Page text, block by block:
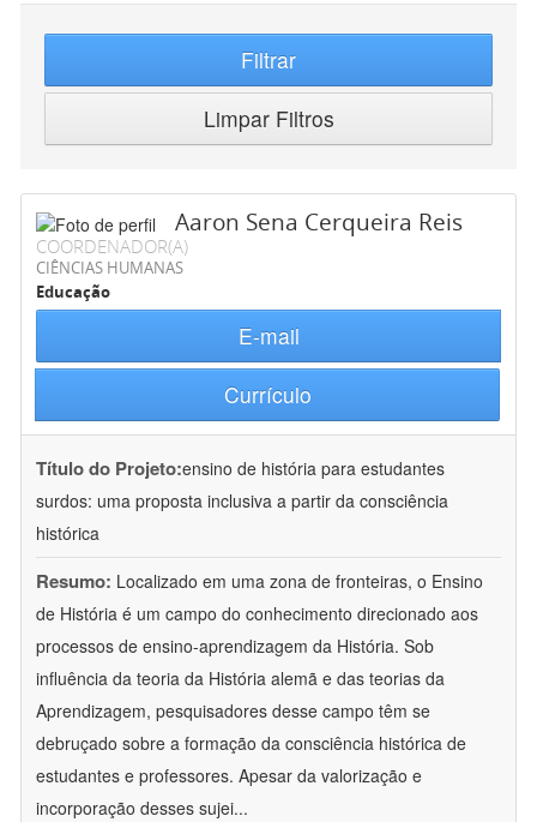
Filtrar
Limpar Filtros
Aaron Sena Cerqueira Reis
COORDENADOR(A)
CIÊNCIAS HUMANAS
Educação
E-mail
Currículo
Título do Projeto:ensino de história para estudantes
surdos: uma proposta inclusiva a partir da consciência
histórica
Resumo: Localizado em uma zona de fronteiras, o Ensino
de História é um campo do conhecimento direcionado aos
processos de ensino-aprendizagem da História. Sob
influência da teoria da História alemã e das teorias da
Aprendizagem, pesquisadores desse campo têm se
debruçado sobre a formação da consciência histórica de
estudantes e professores. Apesar da valorização e
incorporação desses sujei...